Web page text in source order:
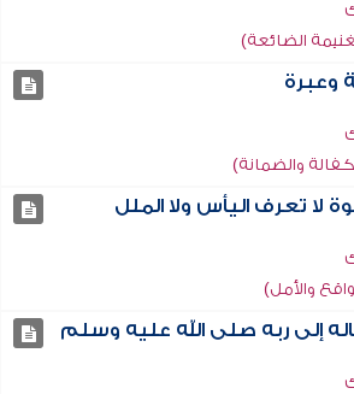
الضائعة)
وعبرة
والضمانة)
لا تعرف اليأس ولا الملل
والأمل)
إلى ربه صلى الله عليه وسلم